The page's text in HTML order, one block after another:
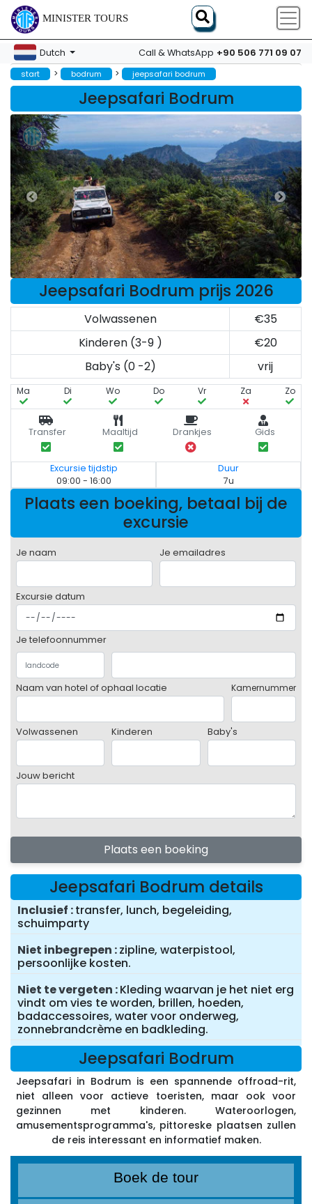
MINISTER TOURS
Dutch Call & WhatsApp +90 506 771 09 07
start > bodrum > jeepsafari bodrum
Jeepsafari Bodrum
Jeepsafari Bodrum prijs 2026
Volwassenen
€35
Kinderen (3-9 )
€20
Baby's (0 -2)
vrij
Ma Di Wo Do Vr Za Zo
Transfer Maaltijd Drankjes Gids
Excursie tijdstip
09:00 - 16:00
Duur
7u
Plaats een boeking, betaal bij de
excursie
Je naam Je emailadres
Excursie datum
Je telefoonnummer
Naam van hotel of ophaal locatie Kamernummer
Volwassenen Kinderen Baby's
Jouw bericht
Plaats een boeking
Jeepsafari Bodrum details
Inclusief transfer, lunch, begeleiding,
schuimparty
Niet inbegrepen zipline, waterpistool,
persoonlijke kosten.
Niet te vergeten Kleding waarvan je het niet erg
vindt om vies te worden, brillen, hoeden,
badaccessoires, water voor onderweg,
zonnebrandcrème en badkleding.
Jeepsafari Bodrum
Jeepsafari in Bodrum is een spannende offroad-rit,
niet alleen voor actieve toeristen, maar ook voor
gezinnen met kinderen. Wateroorlogen,
amusementsprogramma's, pittoreske plaatsen zullen
de reis interessant en informatief maken.
Boek de tour